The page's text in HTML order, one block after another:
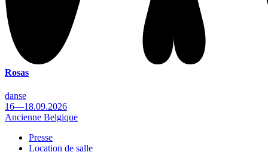
Rosas
danse
16—18.09.2026
Ancienne Belgique
Presse
Location de salle